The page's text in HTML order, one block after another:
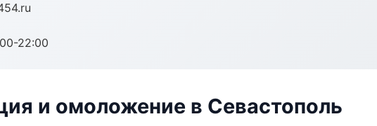
22:00
и омоложение в Севастополь